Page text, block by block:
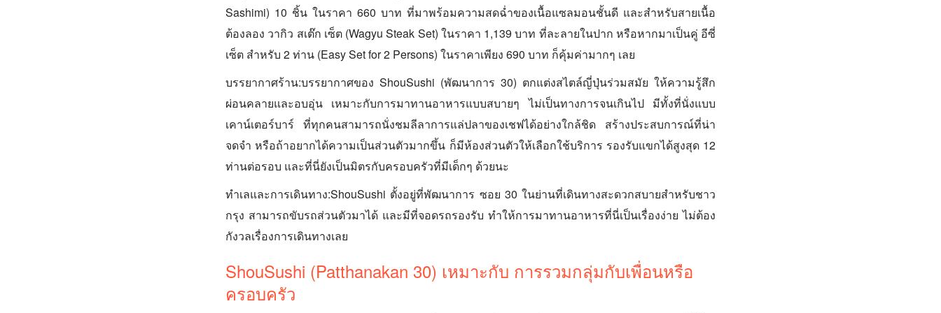
Sashimi) 10 ชิ้น ในราคา 660 บาท ที่มาพร้อมความสดฉ่ำของเนื้อแซลมอนชั้นดี และสำหรับสายเนื้อ
ต้องลอง วากิว สเต๊ก เซ็ต (Wagyu Steak Set) ในราคา 1,139 บาท ที่ละลายในปาก หรือหากมาเป็นคู่ อีซี่
เซ็ต สำหรับ 2 ท่าน (Easy Set for 2 Persons) ในราคาเพียง 690 บาท ก็คุ้มค่ามากๆ เลย
บรรยากาศร้าน:บรรยากาศของ ShouSushi (พัฒนาการ 30) ตกแต่งสไตล์ญี่ปุ่นร่วมสมัย ให้ความรู้สึก
ผ่อนคลายและอบอุ่น เหมาะกับการมาทานอาหารแบบสบายๆ ไม่เป็นทางการจนเกินไป มีทั้งที่นั่งแบบ
เคาน์เตอร์บาร์ ที่ทุกคนสามารถนั่งชมลีลาการแล่ปลาของเชฟได้อย่างใกล้ชิด สร้างประสบการณ์ที่น่า
จดจำ หรือถ้าอยากได้ความเป็นส่วนตัวมากขึ้น ก็มีห้องส่วนตัวให้เลือกใช้บริการ รองรับแขกได้สูงสุด 12
ท่านต่อรอบ และที่นี่ยังเป็นมิตรกับครอบครัวที่มีเด็กๆ ด้วยนะ
ทำเลและการเดินทาง:ShouSushi ตั้งอยู่ที่พัฒนาการ ซอย 30 ในย่านที่เดินทางสะดวกสบายสำหรับชาว
กรุง สามารถขับรถส่วนตัวมาได้ และมีที่จอดรถรองรับ ทำให้การมาทานอาหารที่นี่เป็นเรื่องง่าย ไม่ต้อง
กังวลเรื่องการเดินทางเลย
ShouSushi (Patthanakan 30) เหมาะกับ การรวมกลุ่มกับเพื่อนหรือ
ครอบครัว